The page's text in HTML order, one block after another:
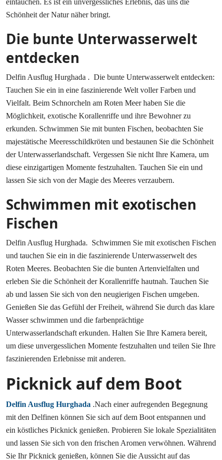
Schönheit der Natur näher bringt.
Die bunte Unterwasserwelt
entdecken
Delfin Ausflug Hurghada . Die bunte Unterwasserwelt entdecken:
Tauchen Sie ein in eine faszinierende Welt voller Farben und
Vielfalt. Beim Schnorcheln am Roten Meer haben Sie die
Möglichkeit, exotische Korallenriffe und ihre Bewohner zu
erkunden. Schwimmen Sie mit bunten Fischen, beobachten Sie
majestätische Meeresschildkröten und bestaunen Sie die Schönheit
der Unterwasserlandschaft. Vergessen Sie nicht Ihre Kamera, um
diese einzigartigen Momente festzuhalten. Tauchen Sie ein und
lassen Sie sich von der Magie des Meeres verzaubern.
Schwimmen mit exotischen
Fischen
Delfin Ausflug Hurghada. Schwimmen Sie mit exotischen Fischen
und tauchen Sie ein in die faszinierende Unterwasserwelt des
Roten Meeres. Beobachten Sie die bunten Artenvielfalten und
erleben Sie die Schönheit der Korallenriffe hautnah. Tauchen Sie
ab und lassen Sie sich von den neugierigen Fischen umgeben.
Genießen Sie das Gefühl der Freiheit, während Sie durch das klare
Wasser schwimmen und die farbenprächtige
Unterwasserlandschaft erkunden. Halten Sie Ihre Kamera bereit,
um diese unvergesslichen Momente festzuhalten und teilen Sie Ihre
faszinierenden Erlebnisse mit anderen.
Picknick auf dem Boot
Delfin Ausflug Hurghada .Nach einer aufregenden Begegnung
mit den Delfinen können Sie sich auf dem Boot entspannen und
ein köstliches Picknick genießen. Probieren Sie lokale Spezialitäten
und lassen Sie sich von den frischen Aromen verwöhnen. Während
Sie Ihr Picknick genießen, können Sie die Aussicht auf das